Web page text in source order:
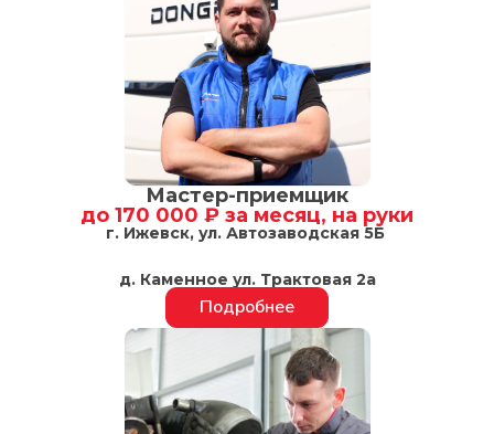
Мастер-приемщик
до 170 000 ₽ за месяц, на руки
г. Ижевск, ул. Автозаводская 5Б
д. Каменное ул. Трактовая 2а
Подробнее